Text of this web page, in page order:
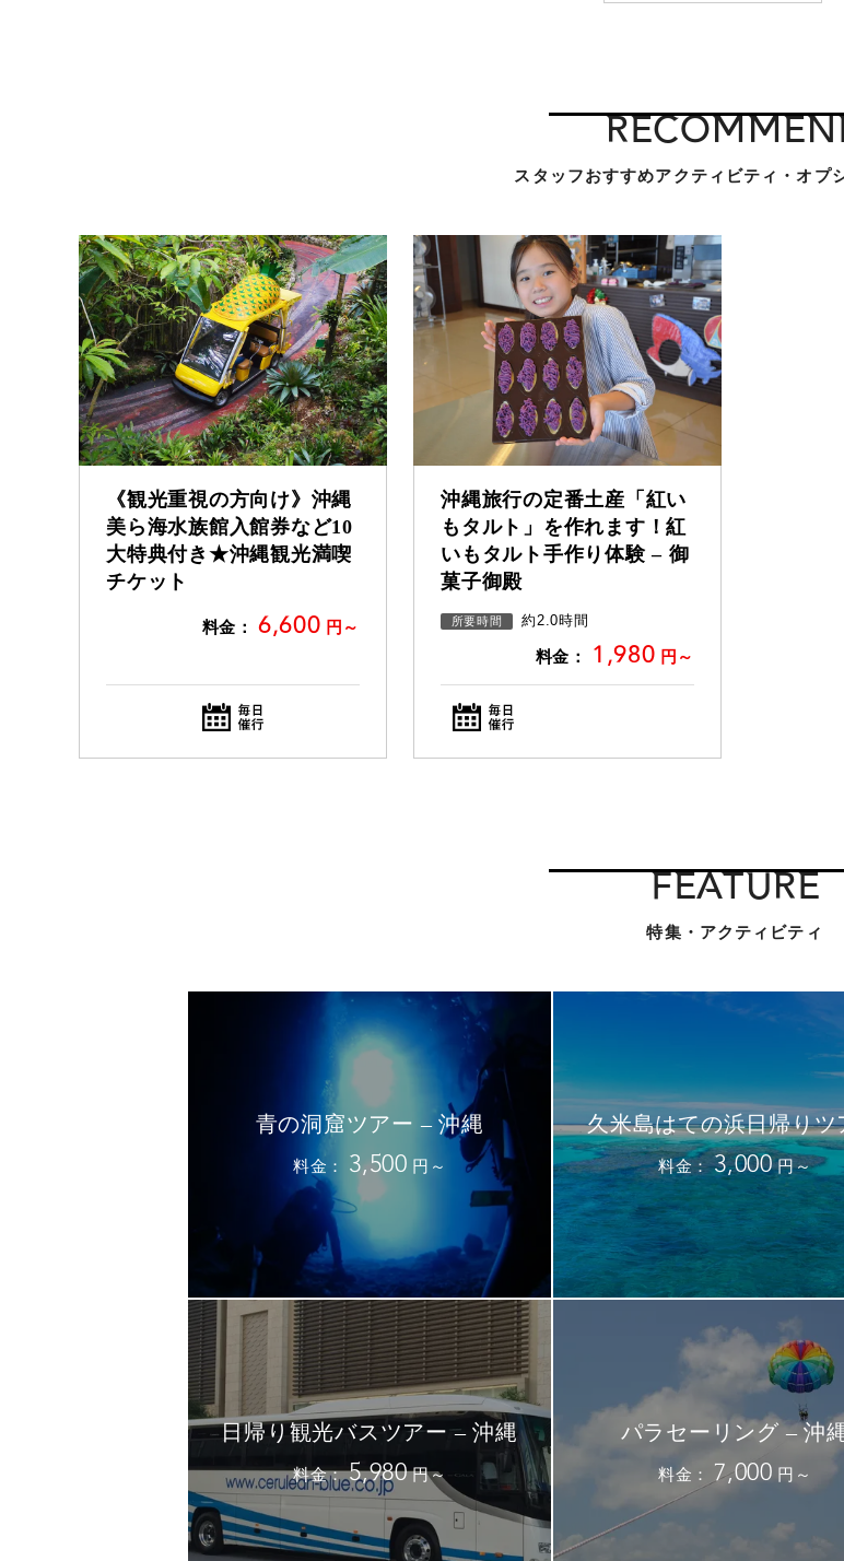
スタッフおすすめアクティビティ・オプ
《観光重視の方向け》沖縄
美ら海水族館入館券など10
大特典付き★沖縄観光満喫
チケット
料金： 6,600 円～
沖縄旅行の定番土産「紅い
もタルト」を作れます！紅
いもタルト手作り体験 – 御
菓子御殿
所要時間 約2.0時間
料金： 1,980 円～
FEATURE
特集・アクティビティ
青の洞窟ツアー – 沖縄
料金： 3,500 円～
久米島はての浜日帰りツ
料金： 3,000 円～
日帰り観光バスツアー – 沖縄
料金： 5,980 円～
パラセーリング – 沖
料金： 7,000 円～